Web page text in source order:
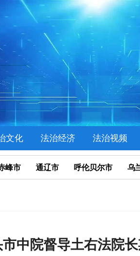
文化 法治经济 法治视频
峰市 通辽市 呼伦贝尔市 乌
中院督导土右法院